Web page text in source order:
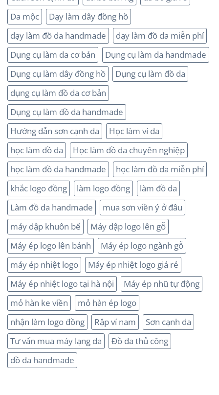
Da mộc
Dạy làm dây đồng hồ
dạy làm đồ da handmade
dạy làm đồ da miễn phí
Dụng cụ làm da cơ bản
Dụng cụ làm da handmade
Dụng cụ làm dây đồng hồ
Dụng cụ làm đồ da
dụng cụ làm đồ da cơ bản
Dụng cụ làm đồ da handmade
Hướng dẫn sơn cạnh da
Học làm ví da
học làm đồ da
Học làm đồ da chuyên nghiệp
học làm đồ da handmade
học làm đồ da miễn phí
khắc logo đồng
làm logo đồng
làm đồ da
Làm đồ da handmade
mua sơn viền ý ở đâu
máy dập khuôn bế
Máy dập logo lên gỗ
Máy ép logo lên bánh
Máy ép logo ngành gỗ
máy ép nhiệt logo
Máy ép nhiệt logo giá rẻ
Máy ép nhiệt logo tại hà nội
Máy ép nhũ tự động
mỏ hàn ke viền
mỏ hàn ép logo
nhận làm logo đồng
Rập ví nam
Sơn cạnh da
Tư vấn mua máy lạng da
Đồ da thủ công
đồ da handmade